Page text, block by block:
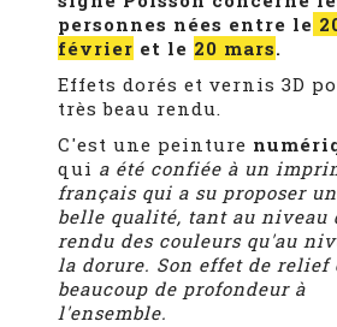
personnes nées entre le
février et le 20 mars.
Effets dorés et vernis 3D
très beau rendu.
C'est une peinture
qui a été confiée à un
français qui a su proposer
belle qualité, tant au niveau
rendu des couleurs qu'au
la dorure. Son effet de relief
beaucoup de profondeur à
l'ensemble.